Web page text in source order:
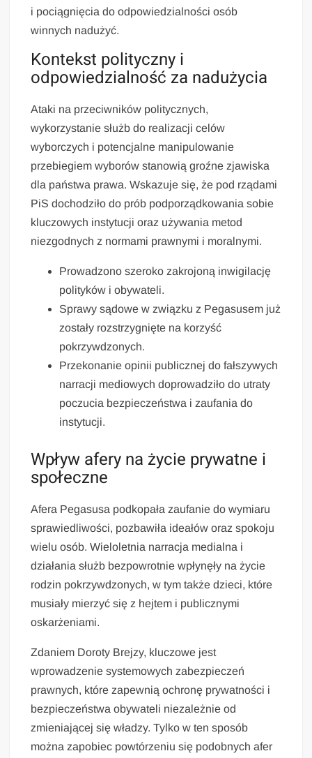
i pociągnięcia do odpowiedzialności osób
winnych nadużyć.
Kontekst polityczny i
odpowiedzialność za nadużycia
Ataki na przeciwników politycznych,
wykorzystanie służb do realizacji celów
wyborczych i potencjalne manipulowanie
przebiegiem wyborów stanowią groźne zjawiska
dla państwa prawa. Wskazuje się, że pod rządami
PiS dochodziło do prób podporządkowania sobie
kluczowych instytucji oraz używania metod
niezgodnych z normami prawnymi i moralnymi.
Prowadzono szeroko zakrojoną inwigilację
polityków i obywateli.
Sprawy sądowe w związku z Pegasusem już
zostały rozstrzygnięte na korzyść
pokrzywdzonych.
Przekonanie opinii publicznej do fałszywych
narracji mediowych doprowadziło do utraty
poczucia bezpieczeństwa i zaufania do
instytucji.
Wpływ afery na życie prywatne i
społeczne
Afera Pegasusa podkopała zaufanie do wymiaru
sprawiedliwości, pozbawiła ideałów oraz spokoju
wielu osób. Wieloletnia narracja medialna i
działania służb bezpowrotnie wpłynęły na życie
rodzin pokrzywdzonych, w tym także dzieci, które
musiały mierzyć się z hejtem i publicznymi
oskarżeniami.
Zdaniem Doroty Brejzy, kluczowe jest
wprowadzenie systemowych zabezpieczeń
prawnych, które zapewnią ochronę prywatności i
bezpieczeństwa obywateli niezależnie od
zmieniającej się władzy. Tylko w ten sposób
można zapobiec powtórzeniu się podobnych afer